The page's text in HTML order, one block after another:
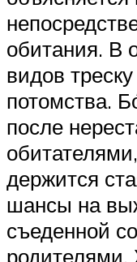
обитания. В
видов
потомства.
после
держится
шансы на
съеденной
родителями.